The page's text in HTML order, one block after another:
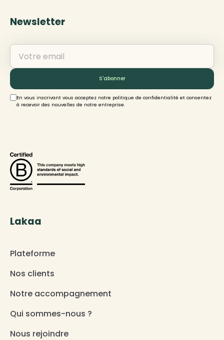
Newsletter
En vous inscrivant vous acceptez notre politique de confidentialité et consentez
à recevoir des nouvelles de notre entreprise.
Lakaa
Plateforme
Nos clients
Notre accompagnement
Qui sommes-nous ?
Nous rejoindre